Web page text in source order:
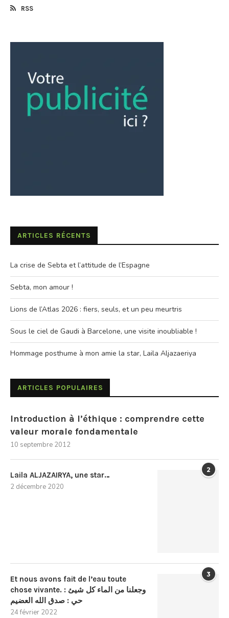
RSS
ARTICLES RÉCENTS
La crise de Sebta et l’attitude de l’Espagne
Sebta, mon amour !
Lions de l’Atlas 2026 : fiers, seuls, et un peu meurtris
Sous le ciel de Gaudi à Barcelone, une visite inoubliable !
Hommage posthume à mon amie la star, Laila Aljazaeriya
ARTICLES POPULAIRES
Introduction à l’éthique : comprendre cette
valeur morale fondamentale
10 septembre 2012
2
Laila ALJAZAIRYA, une star…
2 décembre 2020
3
Et nous avons fait de l’eau toute
chose vivante. : وجعلنا من الماء كل شيئ
حي : صدق الله العضيم
24 février 2022